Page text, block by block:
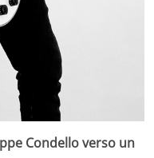
Condello verso un